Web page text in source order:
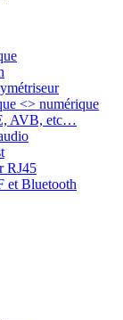
<> numérique
AVB, etc…
RJ45
et Bluetooth